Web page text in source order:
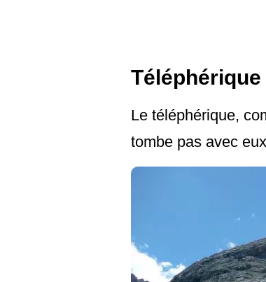
Le téléphérique,
tombe pas avec